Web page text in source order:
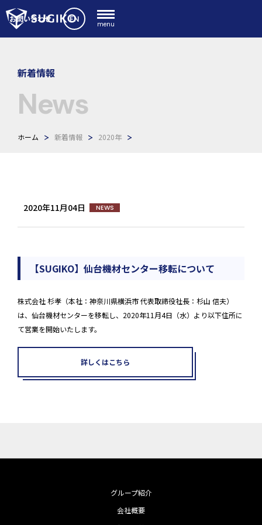
お問い合わせ EN menu
新着情報
News
ホーム 新着情報 2020年
2020年11月04日 NEWS
【SUGIKO】仙台機材センター移転について
株式会社 杉孝（本社：神奈川県横浜市 代表取締役社長：杉山 信夫）
は、仙台機材センターを移転し、2020年11月4日（水）より以下住所に
て営業を開始いたします。
詳しくはこちら
グループ紹介
会社概要